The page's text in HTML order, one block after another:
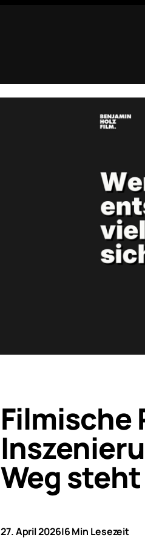
Filmische
Weg steht
27. April 2026|6 Min Lesezeit